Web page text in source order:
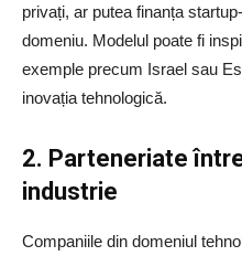
privați, ar putea finanța
domeniu. Modelul poate fi
exemple precum Israel sau
inovația tehnologică.
2. Parteneriate
industrie
Companiile din domeniul